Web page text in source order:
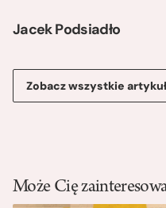
Jacek Podsiadło
Zobacz wszystkie
Może Cię